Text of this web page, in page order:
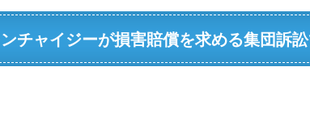
チャイジーが損害賠償を求める集団訴訟